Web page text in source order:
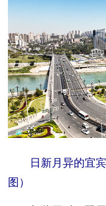
日新月异的宜
图）